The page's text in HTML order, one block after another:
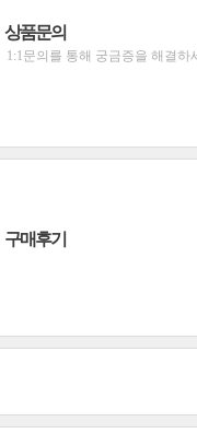
상품문의
1:1문의를 통해 궁금증을 해결하
구매후기